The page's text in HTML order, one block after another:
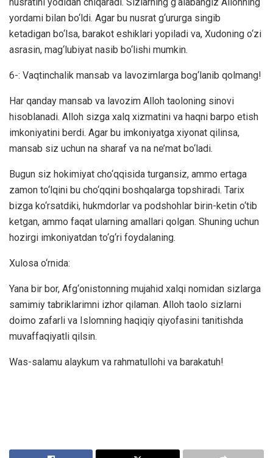
yordami bilan bo‘ldi. Agar bu nusrat g‘ururga singib
ketadigan bo‘lsa, barakot eshiklari yopiladi va, Xudoning o‘zi
asrasin, mag‘lubiyat nasib bo‘lishi mumkin.
6-: Vaqtinchalik mansab va lavozimlarga bog‘lanib qolmang!
Har qanday mansab va lavozim Alloh taoloning sinovi
hisoblanadi. Alloh sizga xalq xizmatini va haqni barpo etish
imkoniyatini berdi. Agar bu imkoniyatga xiyonat qilinsa,
mansab siz uchun na sharaf va na ne’mat bo‘ladi.
Bugun siz hokimiyat cho‘qqisida turgansiz, ammo ertaga
zamon to‘lqini bu cho‘qqini boshqalarga topshiradi. Tarix
bizga ko‘rsatdiki, hukmdorlar va podshohlar birin-ketin o‘tib
ketgan, ammo faqat ularning amallari qolgan. Shuning uchun
hozirgi imkoniyatdan to‘g‘ri foydalaning.
Xulosa o‘rnida:
Yana bir bor, Afg‘onistonning mujahid xalqi nomidan sizlarga
samimiy tabriklarimni izhor qilaman. Alloh taolo sizlarni
doimo zafarli va Islomning haqiqiy qiyofasini tanitishda
muvaffaqiyatli qilsin.
Was-salamu alaykum va rahmatullohi va barakatuh!